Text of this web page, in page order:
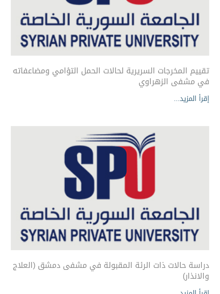
تقييم المخرجات السريرية لحالات الحمل التؤامي ومضاعفاته
في مشفى الزهراوي
إقرأ المزيد...
دراسة حالات ذات الرئة المقبولة في مشفى دمشق (العلاج
والانذار)